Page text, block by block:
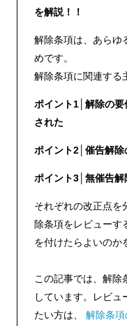
を解説！！
解除条項は、あらゆ
めです。
解除条項に関連する
ポイント1│解除の
された
ポイント2│催告解
ポイント3│無催告
それぞれの改正点を
除条項をレビューす
を付けたらよいのか
この記事では、解除
しています。レビュ
たい方は、 解除条